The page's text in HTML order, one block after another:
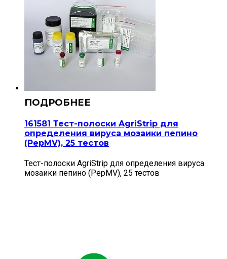
161581 Тест-полоски AgriStrip для
определения вируса мозаики пепино
(PepMV), 25 тестов
Тест-полоски AgriStrip для определения вируса
мозаики пепино (PepMV), 25 тестов